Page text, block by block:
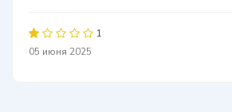
1
05 июня 2025